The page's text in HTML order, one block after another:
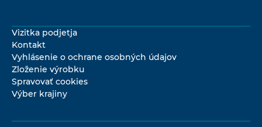
Vizitka podjetja
Kontakt
Vyhlásenie o ochrane osobných údajov
Zloženie výrobku
Spravovať cookies
Výber krajiny